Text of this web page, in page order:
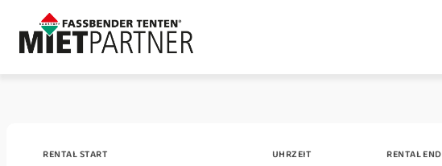
RENTAL START UHRZEIT RENTAL END